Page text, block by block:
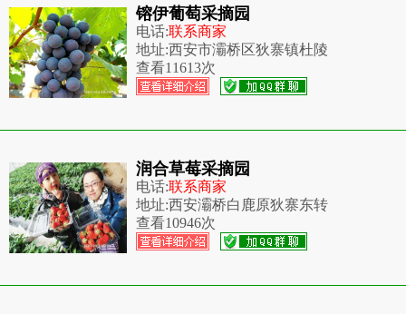
镕伊葡萄采摘园
电话:联系商家
地址:西安市灞桥区狄寨镇杜陵
查看11613次
润合草莓采摘园
电话:联系商家
地址:西安灞桥白鹿原狄寨东转
查看10946次